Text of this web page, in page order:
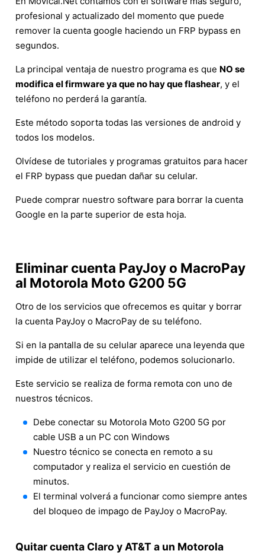
profesional y actualizado del momento que puede
remover la cuenta google haciendo un FRP bypass en
segundos.
La principal ventaja de nuestro programa es que NO se
modifica el firmware ya que no hay que flashear, y el
teléfono no perderá la garantía.
Este método soporta todas las versiones de android y
todos los modelos.
Olvídese de tutoriales y programas gratuitos para hacer
el FRP bypass que puedan dañar su celular.
Puede comprar nuestro software para borrar la cuenta
Google en la parte superior de esta hoja.
Eliminar cuenta PayJoy o MacroPay
al Motorola Moto G200 5G
Otro de los servicios que ofrecemos es quitar y borrar
la cuenta PayJoy o MacroPay de su teléfono.
Si en la pantalla de su celular aparece una leyenda que
impide de utilizar el teléfono, podemos solucionarlo.
Este servicio se realiza de forma remota con uno de
nuestros técnicos.
Debe conectar su Motorola Moto G200 5G por
cable USB a un PC con Windows
Nuestro técnico se conecta en remoto a su
computador y realiza el servicio en cuestión de
minutos.
El terminal volverá a funcionar como siempre antes
del bloqueo de impago de PayJoy o MacroPay.
Quitar cuenta Claro y AT&T a un Motorola